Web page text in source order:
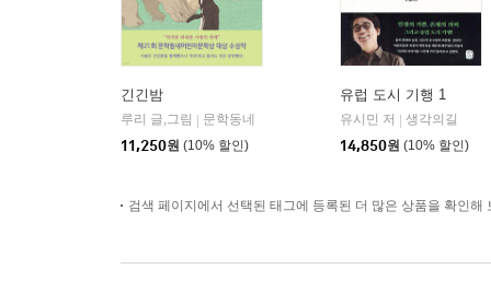
긴긴밤
루리 글,그림
문학동네
11,250원 (10% 할인)
유럽 도시 기행 1
유시민 저
생각의길
14,850원 (10% 할인)
검색 페이지에서 선택된 태그에 등록된 더 많은 상품을 확인해